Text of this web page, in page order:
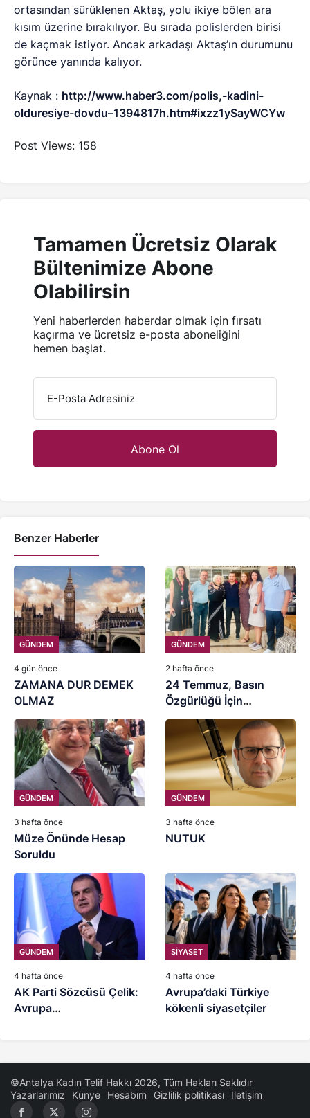
ortasından sürüklenen Aktaş, yolu ikiye bölen ara
kısım üzerine bırakılıyor. Bu sırada polislerden birisi
de kaçmak istiyor. Ancak arkadaşı Aktaş’ın durumunu
görünce yanında kalıyor.
Kaynak : http://www.haber3.com/polis,-kadini-
olduresiye-dovdu–1394817h.htm#ixzz1ySayWCYw
Post Views: 158
Tamamen Ücretsiz Olarak
Bültenimize Abone
Olabilirsin
Yeni haberlerden haberdar olmak için fırsatı
kaçırma ve ücretsiz e-posta aboneliğini
hemen başlat.
E-Posta Adresiniz
Benzer Haberler
GÜNDEM
4 gün önce
ZAMANA DUR DEMEK
OLMAZ
GÜNDEM
2 hafta önce
24 Temmuz, Basın
Özgürlüğü İçin
Mücadele Günü
GÜNDEM
3 hafta önce
Müze Önünde Hesap
Soruldu
GÜNDEM
3 hafta önce
NUTUK
GÜNDEM
4 hafta önce
AK Parti Sözcüsü Çelik:
Avrupa
SİYASET
4 hafta önce
Avrupa’daki Türkiye
kökenli siyasetçiler
©Antalya Kadın Telif Hakkı 2026, Tüm Hakları Saklıdır
Yazarlarımız
Künye Hesabım Gizlilik politikası İletişim